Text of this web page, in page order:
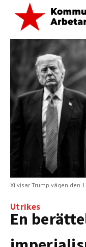
Xi visar Trump vägen den
Utrikes
En